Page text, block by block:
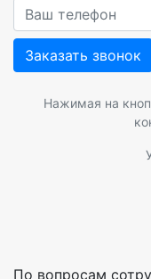
Заказать звонок
Нажимая на
По вопросам